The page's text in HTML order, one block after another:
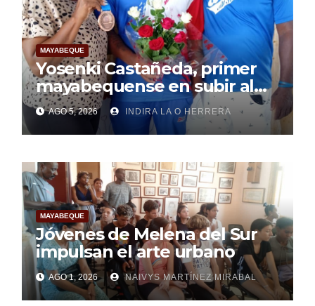
MAYABEQUE
Yosenki Castañeda, primer
mayabequense en subir al
podio centroamericano
AGO 5, 2026 INDIRA LA O HERRERA
MAYABEQUE
Jóvenes de Melena del Sur
impulsan el arte urbano
AGO 1, 2026 NAIVYS MARTÍNEZ MIRABAL